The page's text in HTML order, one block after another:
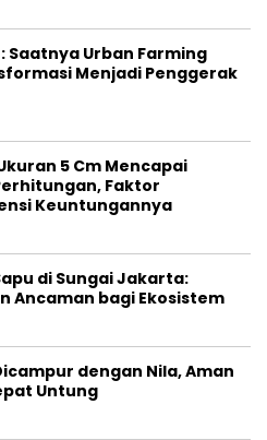
: Saatnya Urban Farming
Menjadi Penggerak
5 Cm Mencapai
Faktor
Keuntungannya
di Sungai Jakarta:
Ancaman bagi Ekosistem
dengan Nila, Aman
Untung